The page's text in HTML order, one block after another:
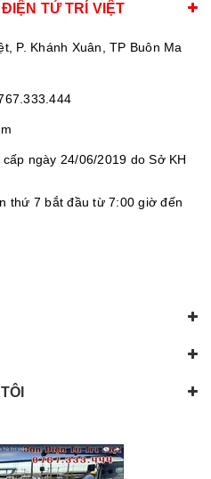
TỬ TRÍ VIỆT
P. Khánh Xuân, TP Buôn Ma
ngày 24/06/2019 do Sở KH
thứ 7 bắt đầu từ 7:00 giờ đến